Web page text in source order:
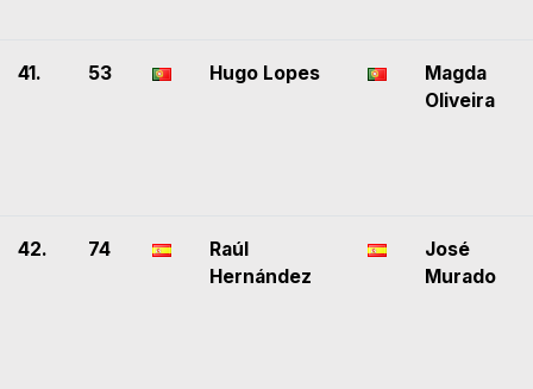
41. 53 Hugo Lopes
Magda
Oliveira
42. 74
Raúl
Hernández
José
Murado